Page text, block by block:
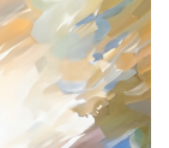
L
A
N
A
V
I